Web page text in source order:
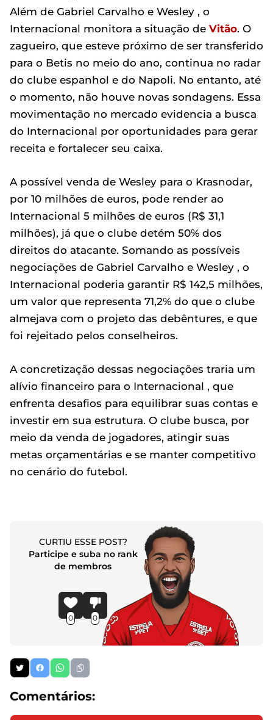
Além de Gabriel Carvalho e Wesley , o
Internacional monitora a situação de Vitão. O
zagueiro, que esteve próximo de ser transferido
para o Betis no meio do ano, continua no radar
do clube espanhol e do Napoli. No entanto, até
o momento, não houve novas sondagens. Essa
movimentação no mercado evidencia a busca
do Internacional por oportunidades para gerar
receita e fortalecer seu caixa.
A possível venda de Wesley para o Krasnodar,
por 10 milhões de euros, pode render ao
Internacional 5 milhões de euros (R$ 31,1
milhões), já que o clube detém 50% dos
direitos do atacante. Somando as possíveis
negociações de Gabriel Carvalho e Wesley , o
Internacional poderia garantir R$ 142,5 milhões,
um valor que representa 71,2% do que o clube
almejava com o projeto das debêntures, e que
foi rejeitado pelos conselheiros.
A concretização dessas negociações traria um
alívio financeiro para o Internacional , que
enfrenta desafios para equilibrar suas contas e
investir em sua estrutura. O clube busca, por
meio da venda de jogadores, atingir suas
metas orçamentárias e se manter competitivo
no cenário do futebol.
CURTIU ESSE POST?
Participe e suba no rank
de membros
0 0
Comentários: